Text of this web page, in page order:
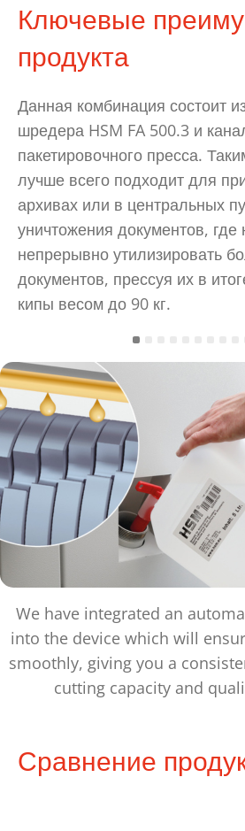
Ключевые
продукта
Данная комбинация состоит
шредера HSM FA 500.3 и
пакетировочного пресса.
лучше всего подходит для
архивах или в центральных
уничтожения документов,
непрерывно утилизировать
документов, прессуя их в
кипы весом до 90 кг.
We have integrated an
into the device which will
smoothly, giving you a
cutting capacity and
Сравнение